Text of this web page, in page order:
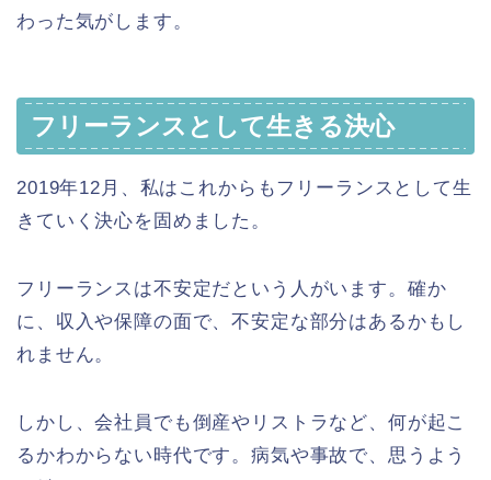
わった気がします。
フリーランスとして生きる決心
2019年12月、私はこれからもフリーランスとして生
きていく決心を固めました。
フリーランスは不安定だという人がいます。確か
に、収入や保障の面で、不安定な部分はあるかもし
れません。
しかし、会社員でも倒産やリストラなど、何が起こ
るかわからない時代です。病気や事故で、思うよう